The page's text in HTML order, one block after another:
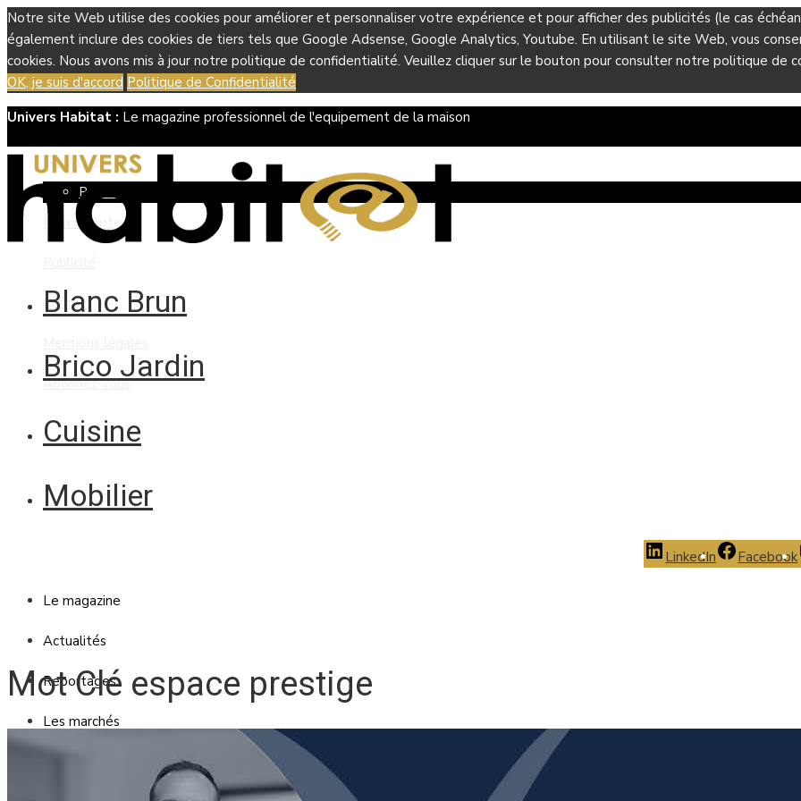
Notre site Web utilise des cookies pour améliorer et personnaliser votre expérience et pour afficher des publicités (le cas
également inclure des cookies de tiers tels que Google Adsense, Google Analytics, Youtube. En utilisant le site Web, vous
cookies. Nous avons mis à jour notre politique de confidentialité. Veuillez cliquer sur le bouton pour consulter notre politique de
OK, je suis d'accord Politique de Confidentialité
Univers Habitat : Le magazine professionnel de l'equipement de la maison
Boutique
Panier
Mon compte
Contact
Abonnez-vous
Blanc Brun
Brico Jardin
Cuisine
Mobilier
LinkedIn Facebook
Le magazine
Actualités
Reportages
Les marchés
Mot Clé espace prestige